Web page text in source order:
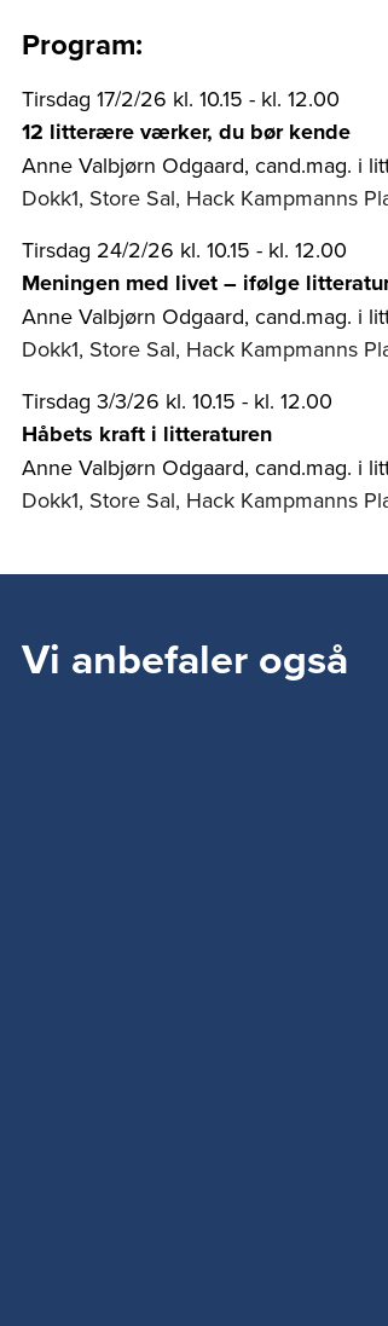
Program:
Tirsdag 17/2/26 kl. 10.15 - kl. 12.00
12 litterære værker, du bør kende
Anne Valbjørn Odgaard, cand.mag. i
Dokk1, Store Sal, Hack Kampmanns
Tirsdag 24/2/26 kl. 10.15 - kl. 12.00
Meningen med livet – ifølge
Anne Valbjørn Odgaard, cand.mag. i
Dokk1, Store Sal, Hack Kampmanns
Tirsdag 3/3/26 kl. 10.15 - kl. 12.00
Håbets kraft i litteraturen
Anne Valbjørn Odgaard, cand.mag. i
Dokk1, Store Sal, Hack Kampmanns
Vi anbefaler også